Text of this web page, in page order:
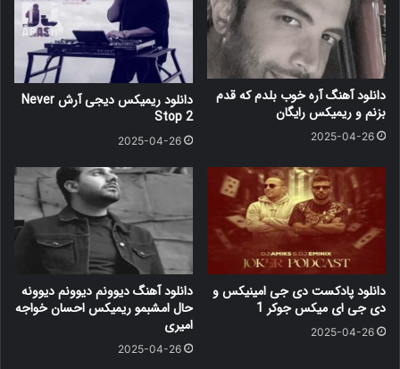
دانلود آهنگ آره خوب بلدم که قدم
بزنم و ریمیکس رایگان
2025-04-26
دانلود ریمیکس دیجی آرش Never
Stop 2
2025-04-26
دانلود پادکست دی جی امینیکس و
دی جی ای میکس جوکر 1
2025-04-26
دانلود آهنگ دیوونم دیوونم دیوونه
حال امشبمو ریمیکس احسان خواجه
امیری
2025-04-26